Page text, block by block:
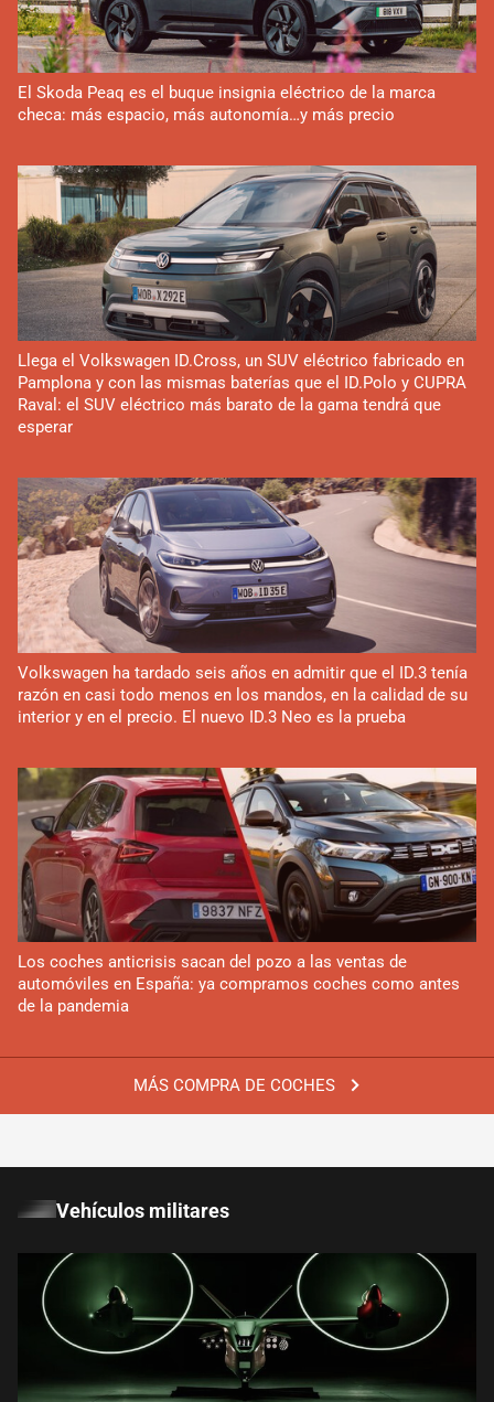
MÁS COMPRA DE COCHES
El Skoda Peaq es el buque insignia eléctrico de la marca
checa: más espacio, más autonomía…y más precio
Llega el Volkswagen ID.Cross, un SUV eléctrico fabricado en
Pamplona y con las mismas baterías que el ID.Polo y CUPRA
Raval: el SUV eléctrico más barato de la gama tendrá que
esperar
Volkswagen ha tardado seis años en admitir que el ID.3 tenía
razón en casi todo menos en los mandos, en la calidad de su
interior y en el precio. El nuevo ID.3 Neo es la prueba
Los coches anticrisis sacan del pozo a las ventas de
automóviles en España: ya compramos coches como antes
de la pandemia
Vehículos militares